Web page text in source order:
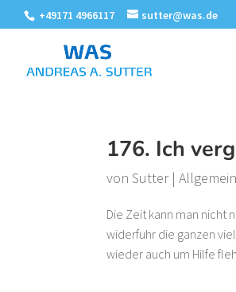
+49171 4966117 sutter@was.de
176. Ich
vonSutter|Allgemein
Die Zeit kann man nicht
widerfuhr die ganzen
wieder auch um Hilfe